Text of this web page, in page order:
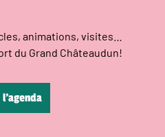
animations, visites…
du Grand Châteaudun!